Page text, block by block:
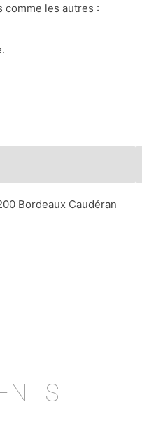
comme les autres :
Bordeaux Caudéran